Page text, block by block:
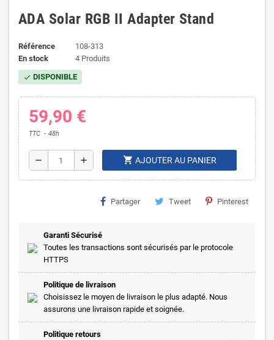
ADA Solar RGB II Adapter Stand
Référence
108-313
En stock
4 Produits
check DISPONIBLE
59,90 €
TTC 48h
remove add shopping_cart AJOUTER AU PANIER
Partager Tweet Pinterest
Garanti Sécurisé
Toutes les transactions sont sécurisés par le protocole
HTTPS
Politique de livraison
Choisissez le moyen de livraison le plus adapté. Nous
assurons une livraison rapide et soignée.
Politique retours